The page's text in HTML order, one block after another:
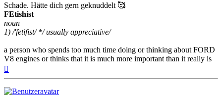
Schade. Hätte dich gern geknuddelt 🥰
FEtishist
noun
1) /'fetifist/ */ usually appreciative/
a person who spends too much time doing or thinking about FORD
V8 engines or thinks that it is much more important than it really is